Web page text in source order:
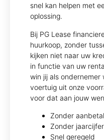
snel kan helpen met
oplossing.
Bij PG Lease
huurkoop, zonder
kijken niet naar uw
in functie van uw
win jij als ondernemer
voertuig uit onze
voor dat aan jouw
Zonder
Zonder
Snel geregeld